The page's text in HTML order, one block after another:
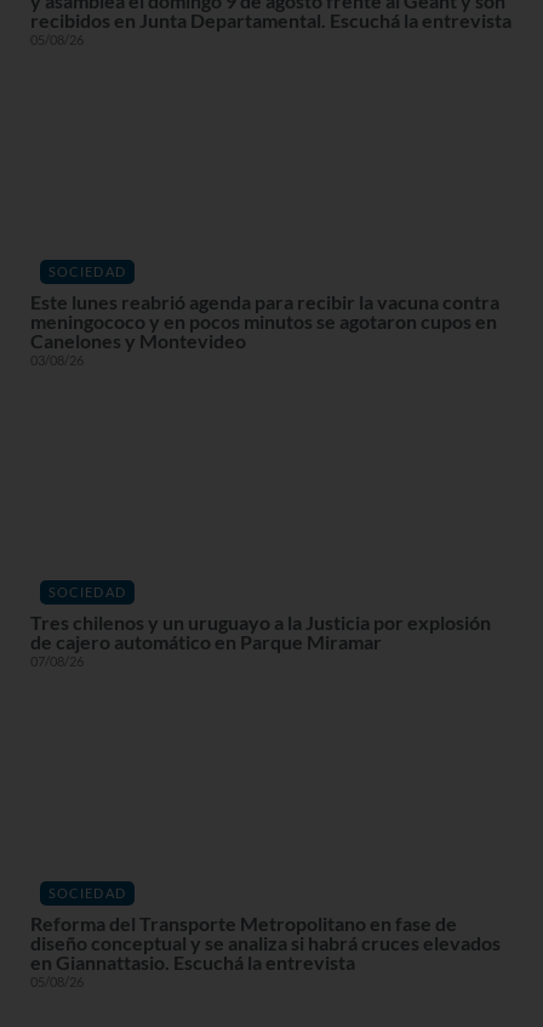
recibidos en Junta Departamental. Escuchá la entrevista
05/08/26
SOCIEDAD
Este lunes reabrió agenda para recibir la vacuna contra
meningococo y en pocos minutos se agotaron cupos en
Canelones y Montevideo
03/08/26
SOCIEDAD
Tres chilenos y un uruguayo a la Justicia por explosión
de cajero automático en Parque Miramar
07/08/26
SOCIEDAD
Reforma del Transporte Metropolitano en fase de
diseño conceptual y se analiza si habrá cruces elevados
en Giannattasio. Escuchá la entrevista
05/08/26